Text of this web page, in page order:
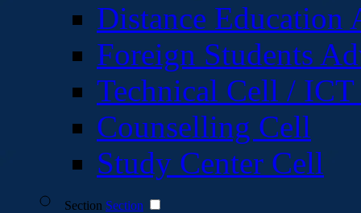
Distance Education
Foreign Students
Technical Cell /
Counselling Cell
Study Center Cell
Section Section